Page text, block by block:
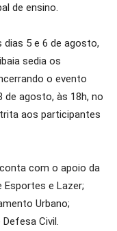
de ensino.
5 e 6 de agosto,
sedia os
o evento
de agosto, às 18h, no
aos participantes
com o apoio da
e Lazer;
Urbano;
Civil.